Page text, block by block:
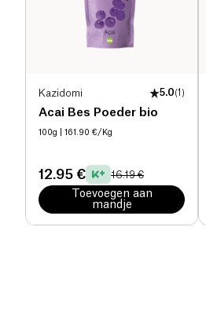
Kazidomi 5.0(1 )
Acai Bes Poeder bio
100g | 161.90 €/Kg
12.95 € 16.19 €
Toevoegen aan
mandje